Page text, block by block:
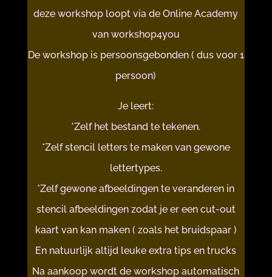
deze workshop loopt via de Online Academy
van workshop4you
De workshop is persoonsgebonden ( dus voor 1
persoon)
Je leert:
*Zelf het bestand te tekenen.
*Zelf stencil letters te maken van gewone
lettertypes.
*Zelf gewone afbeeldingen te veranderen in
stencil afbeeldingen zodat je er een cut-out
kaart van kan maken ( zoals het bruidspaar )
En natuurlijk altijd leuke extra tips en trucks
Na aankoop wordt de workshop automatisch